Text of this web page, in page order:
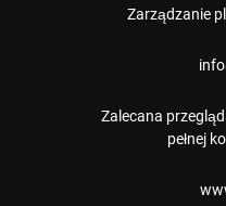
Zarządzanie
Zalecana
pełnej